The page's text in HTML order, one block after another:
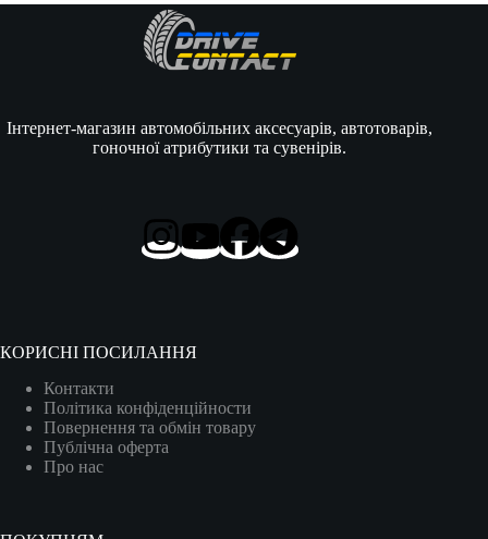
Інтернет-магазин автомобільних аксесуарів, автотоварів,
гоночної атрибутики та сувенірів.
КОРИСНІ ПОСИЛАННЯ
Контакти
Політика конфіденційности
Повернення та обмін товару
Публічна оферта
Про нас